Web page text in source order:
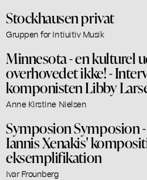
Stockhausen privat
Gruppen for Intiuitiv Musik
Minnesota - en kulturel
overhovedet ikke! -
komponisten Libby
Anne Kirstine Nielsen
Symposion Symposion
Iannis Xenakis'
eksemplifikation
Ivar Frounberg